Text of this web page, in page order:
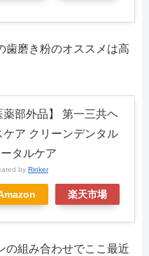
歯磨き粉のオススメは高
薬部外品】 第一三共ヘ
ケア クリーンデンタル
ータルケア
by Rinker
楽天市場
の組み合わせでここ最近